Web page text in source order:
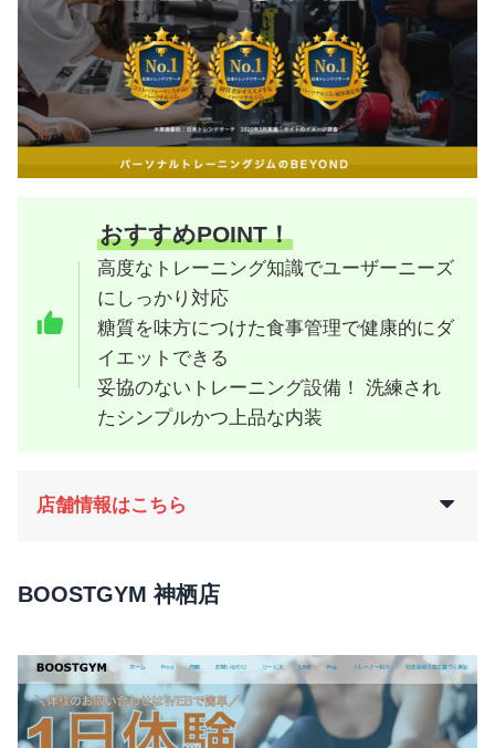
おすすめPOINT！
高度なトレーニング知識でユーザーニーズ
にしっかり対応
糖質を味方につけた食事管理で健康的にダ
イエットできる
妥協のないトレーニング設備！ 洗練され
たシンプルかつ上品な内装
店舗情報はこちら
BOOSTGYM 神栖店